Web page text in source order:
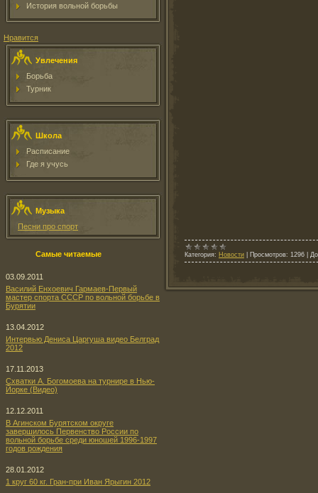
История вольной борьбы
Нравится
Увлечения
Борьба
Турник
Школа
Расписание
Где я учусь
Музыка
Песни про спорт
Самые читаемые
03.09.2011
Василий Енхоевич Гармаев-Первый
мастер спорта СССР по вольной борьбе в
Бурятии
13.04.2012
Интервью Дениса Царгуша видео Белград
2012
17.11.2013
Схватки А. Богомоева на турнире в Нью-
Йорке (Видео)
12.12.2011
В Агинском Бурятском округе
завершилось Первенство России по
вольной борьбе среди юношей 1996-1997
годов рождения
28.01.2012
1 круг 60 кг. Гран-при Иван Ярыгин 2012
Категория: Новости Просмотров: 1296